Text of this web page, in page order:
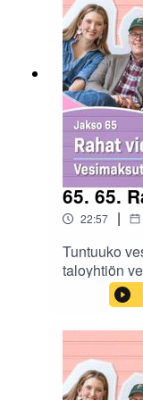
Långin
65. 65.
22:57 |
Tuntuuko
taloyhtiön
oikeasti
podcast-
mietityttäviä
Miloin
laskussa voi